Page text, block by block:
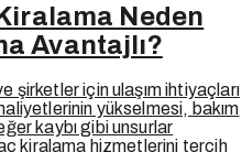
Neden
Avantajlı?
şirketler için ulaşım ihtiyaçları
yükselmesi, bakım
kaybı gibi unsurlar
kiralama hizmetlerini tercih